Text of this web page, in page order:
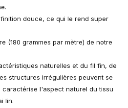
douce, ce qui le rend super
(180 grammes par mètre) de notre
naturelles et du fil fin, de
structures irrégulières peuvent se
caractérise l'aspect naturel du tissu
lin.